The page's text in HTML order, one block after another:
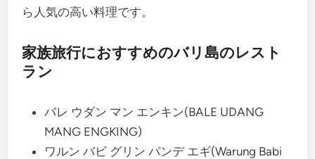
ら人気の高い料理です。
家族旅行におすすめのバリ島のレスト
ラン
バレ ウダン マン エンキン(BALE UDANG
MANG ENGKING)
ワルン バビ グリン パンデ エギ(Warung Babi